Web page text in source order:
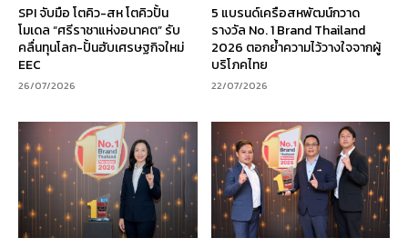
SPI จับมือ โตคิว-สห โตคิวปั้น
โมเดล “ศรีราชาแห่งอนาคต” รับ
คลื่นทุนโลก-ปั้นฮับเศรษฐกิจใหม่
EEC
26/07/2026
5 แบรนด์เครือสหพัฒน์กวาด
รางวัล No. 1 Brand Thailand
2026 ตอกย้ำความไว้วางใจจากผู้
บริโภคไทย
22/07/2026